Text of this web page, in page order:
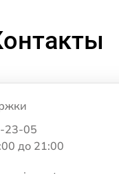
23-05
до 21:00